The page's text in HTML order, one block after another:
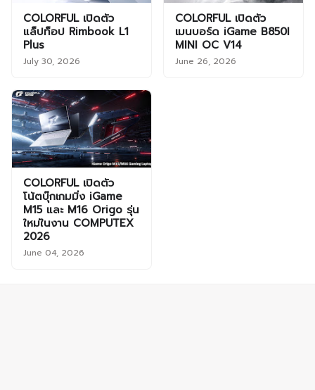
COLORFUL เปิดตัว
แล็ปท็อป Rimbook L1
Plus
July 30, 2026
COLORFUL เปิดตัว
เมนบอร์ด iGame B850I
MINI OC V14
June 26, 2026
COLORFUL เปิดตัว
โน้ตบุ๊กเกมมิ่ง iGame
M15 และ M16 Origo รุ่น
ใหม่ในงาน COMPUTEX
2026
June 04, 2026